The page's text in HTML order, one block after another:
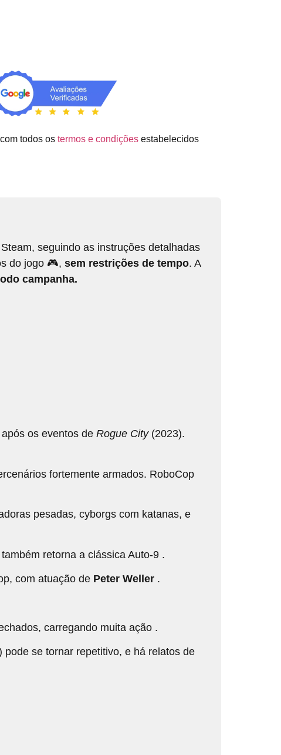
todos os termos e condições estabelecidos
seguindo as instruções detalhadas
do jogo 🎮, sem restrições de tempo. A
campanha.
os eventos de Rogue City(2023).
fortemente armados. RoboCop
pesadas, cyborgs com katanas, e
retorna a clássica Auto‑9 .
com atuação de Peter Weller .
carregando muita ação .
se tornar repetitivo, e há relatos de